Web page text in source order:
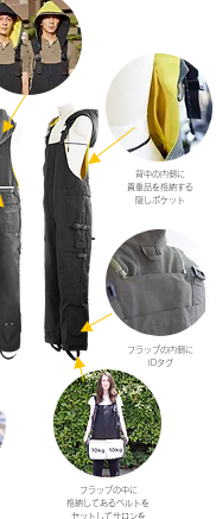
背中の内側に
貴重品を格納する
隠しポケット
フラップの内側に
IDタグ
フラップの中に
格納してあるベルトを
セットしてサロンを